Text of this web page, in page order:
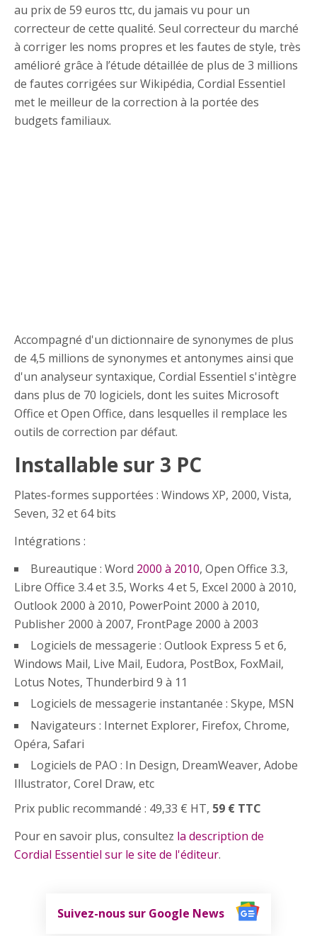
au prix de 59 euros ttc, du jamais vu pour un
correcteur de cette qualité. Seul correcteur du marché
à corriger les noms propres et les fautes de style, très
amélioré grâce à l’étude détaillée de plus de 3 millions
de fautes corrigées sur Wikipédia, Cordial Essentiel
met le meilleur de la correction à la portée des
budgets familiaux.
Accompagné d'un dictionnaire de synonymes de plus
de 4,5 millions de synonymes et antonymes ainsi que
d'un analyseur syntaxique, Cordial Essentiel s'intègre
dans plus de 70 logiciels, dont les suites Microsoft
Office et Open Office, dans lesquelles il remplace les
outils de correction par défaut.
Installable sur 3 PC
Plates-formes supportées : Windows XP, 2000, Vista,
Seven, 32 et 64 bits
Intégrations :
Bureautique : Word 2000 à 2010, Open Office 3.3,
Libre Office 3.4 et 3.5, Works 4 et 5, Excel 2000 à 2010,
Outlook 2000 à 2010, PowerPoint 2000 à 2010,
Publisher 2000 à 2007, FrontPage 2000 à 2003
Logiciels de messagerie : Outlook Express 5 et 6,
Windows Mail, Live Mail, Eudora, PostBox, FoxMail,
Lotus Notes, Thunderbird 9 à 11
Logiciels de messagerie instantanée : Skype, MSN
Navigateurs : Internet Explorer, Firefox, Chrome,
Opéra, Safari
Logiciels de PAO : In Design, DreamWeaver, Adobe
Illustrator, Corel Draw, etc
Prix public recommandé : 49,33 € HT, 59 € TTC
Pour en savoir plus, consultez la description de
Cordial Essentiel sur le site de l'éditeur.
Suivez-nous sur Google News